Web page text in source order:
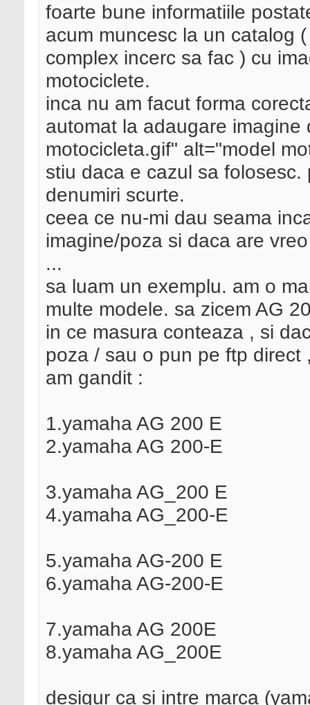
foarte bune informatiile
acum muncesc la un catalog
complex incerc sa fac ) cu
motociclete.
inca nu am facut forma
automat la adaugare imagine
motocicleta.gif" alt="model
stiu daca e cazul sa
denumiri scurte.
ceea ce nu-mi dau seama
imagine/poza si daca are
...
sa luam un exemplu. am o
multe modele. sa zicem AG
in ce masura conteaza , si
poza / sau o pun pe ftp
am gandit :
1.yamaha AG 200 E
2.yamaha AG 200-E
3.yamaha AG_200 E
4.yamaha AG_200-E
5.yamaha AG-200 E
6.yamaha AG-200-E
7.yamaha AG 200E
8.yamaha AG_200E
desigur ca si intre marca